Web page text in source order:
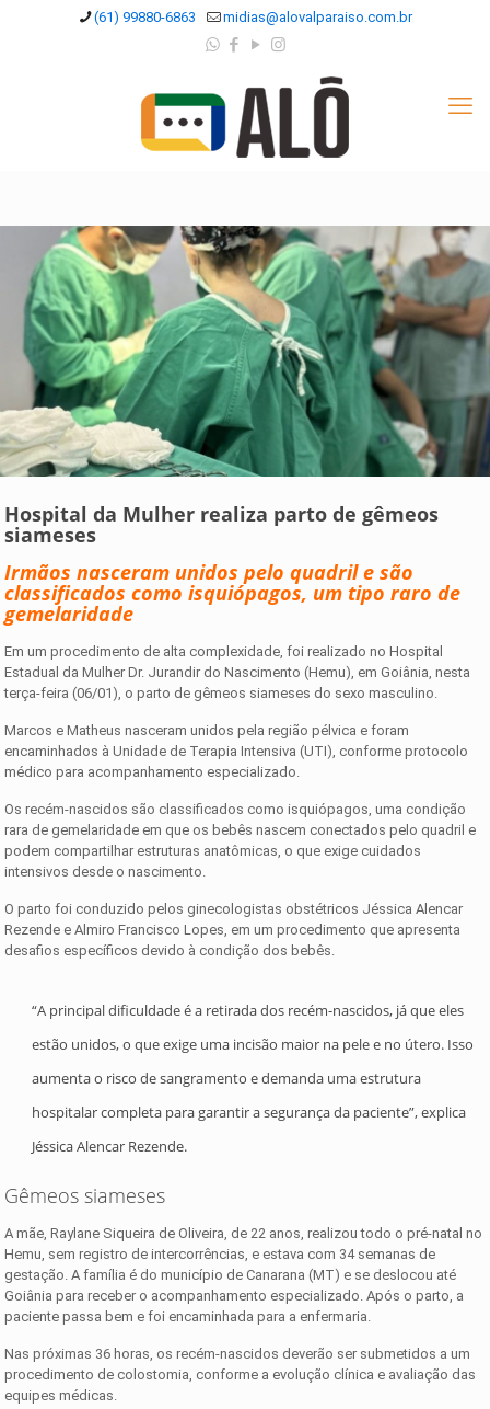
(61) 99880-6863 midias@alovalparaiso.com.br
Hospital da Mulher realiza parto de gêmeos
siameses
Irmãos nasceram unidos pelo quadril e são
classificados como isquiópagos, um tipo raro de
gemelaridade
Em um procedimento de alta complexidade, foi realizado no Hospital
Estadual da Mulher Dr. Jurandir do Nascimento (Hemu), em Goiânia, nesta
terça-feira (06/01), o parto de gêmeos siameses do sexo masculino.
Marcos e Matheus nasceram unidos pela região pélvica e foram
encaminhados à Unidade de Terapia Intensiva (UTI), conforme protocolo
médico para acompanhamento especializado.
Os recém-nascidos são classificados como isquiópagos, uma condição
rara de gemelaridade em que os bebês nascem conectados pelo quadril e
podem compartilhar estruturas anatômicas, o que exige cuidados
intensivos desde o nascimento.
O parto foi conduzido pelos ginecologistas obstétricos Jéssica Alencar
Rezende e Almiro Francisco Lopes, em um procedimento que apresenta
desafios específicos devido à condição dos bebês.
“A principal dificuldade é a retirada dos recém-nascidos, já que eles
estão unidos, o que exige uma incisão maior na pele e no útero. Isso
aumenta o risco de sangramento e demanda uma estrutura
hospitalar completa para garantir a segurança da paciente”, explica
Jéssica Alencar Rezende.
Gêmeos siameses
A mãe, Raylane Siqueira de Oliveira, de 22 anos, realizou todo o pré-natal no
Hemu, sem registro de intercorrências, e estava com 34 semanas de
gestação. A família é do município de Canarana (MT) e se deslocou até
Goiânia para receber o acompanhamento especializado. Após o parto, a
paciente passa bem e foi encaminhada para a enfermaria.
Nas próximas 36 horas, os recém-nascidos deverão ser submetidos a um
procedimento de colostomia, conforme a evolução clínica e avaliação das
equipes médicas.